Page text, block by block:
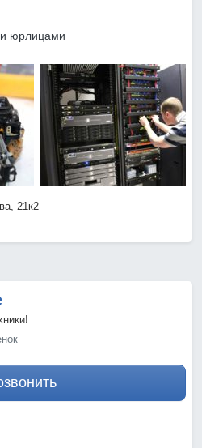
юрлицами
21к2